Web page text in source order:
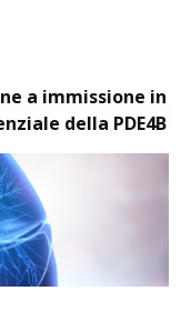
a immissione in
della PDE4B